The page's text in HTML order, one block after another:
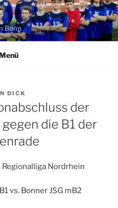
Bonn
DICK
der
die B1 der
Nordrhein
vs. Bonner JSG mB2